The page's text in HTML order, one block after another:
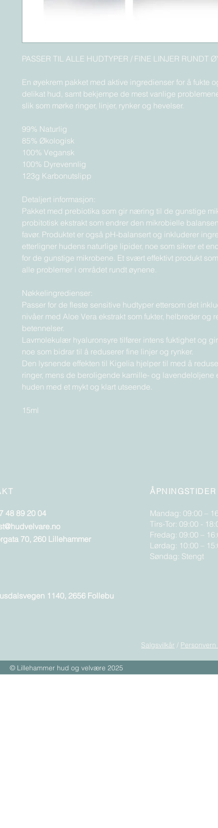
PASSER TIL ALLE HUDTYPER / FINE LINJER RUNDT
En øyekrem pakket med aktive ingredienser for å fukte
delikat hud, samt bekjempe de mest vanlige
slik som mørke ringer, linjer, rynker og hevelser.
99% Naturlig
85% Økologisk
100% Vegansk
100% Dyrevennlig
123g Karbonutslipp
Detaljert informasjon:
Pakket med prebiotika som gir næring til de gunstige
probitotisk ekstrakt som endrer den mikrobielle
favør. Produktet er også pH-balansert og inkluderer
etterligner hudens naturlige lipider, noe som sikrer et
for de gunstige mikrobene. Et svært effektivt produkt
alle problemer i området rundt øynene.
Nøkkelingredienser:
Passer for de fleste sensitive hudtyper ettersom det
nivåer med Aloe Vera ekstrakt som fukter, helbreder og
betennelser.
Lavmolekulær hyaluronsyre tilfører intens fuktighet og
noe som bidrar til å reduserer fine linjer og rynker.
Den lysnende effekten til Kigelia hjelper til med å
ringer, mens de beroligende kamille- og lavendeloljene
huden med et mykt og klart utseende.
15ml
48 89 20 04
70, 260 Lillehammer
ÅPNINGSTIDER
Mandag: 09:00 –
Tirs-Tor: 09:00 -
Fredag: 09:00 –
Lørdag: 10:00 –
Søndag: Stengt
1140, 2656 Follebu
Salgsvilkår / Personvern
© Lillehammer hud og velvære 2025